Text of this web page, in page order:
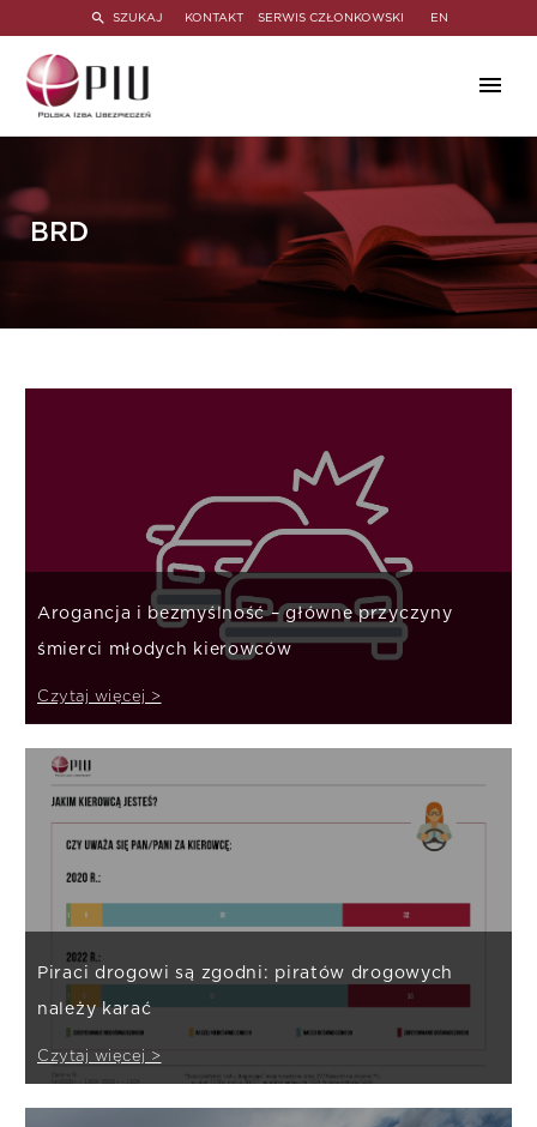
SZUKAJ KONTAKT SERWIS CZŁONKOWSKI EN
BRD
Arogancja i bezmyślność – główne przyczyny
śmierci młodych kierowców
Czytaj więcej >
Piraci drogowi są zgodni: piratów drogowych
należy karać
Czytaj więcej >